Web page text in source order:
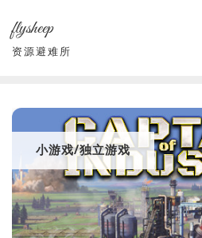
content
flysheep
资源避难所
小游戏/独立游戏